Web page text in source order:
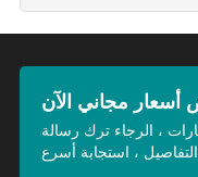
، الرجاء ترك رسالة